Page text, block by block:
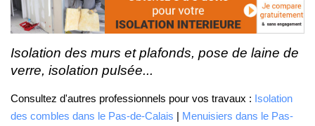
Isolation des murs et plafonds, pose de laine de
verre, isolation pulsée...
Consultez d'autres professionnels pour vos travaux : Isolation
des combles dans le Pas-de-Calais | Menuisiers dans le Pas-